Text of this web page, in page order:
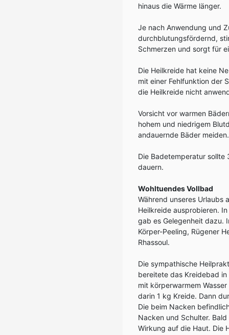
hinaus die Wärme länger.
Je nach Anwendung und
durchblutungsfördernd,
Schmerzen und sorgt für
Die Heilkreide hat keine
mit einer Fehlfunktion der
die Heilkreide nicht
Vorsicht vor warmen
hohem und niedrigem
andauernde Bäder
Die Badetemperatur
dauern.
Wohltuendes Vollbad
Während unseres Urlaubs
Heilkreide ausprobieren.
gab es Gelegenheit dazu.
Körper-Peeling, Rügener
Rhassoul.
Die sympathische
bereitete das Kreidebad
mit körperwarmem
darin 1 kg Kreide. Dann
Die beim Nacken
Nacken und Schulter.
Wirkung auf die Haut. Die